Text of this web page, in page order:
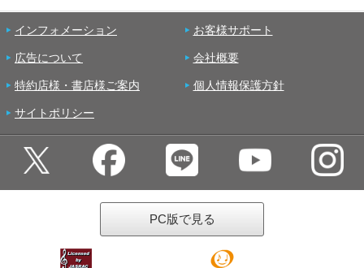
インフォメーション お客様サポート
広告について 会社概要
特約店様・書店様ご案内 個人情報保護方針
サイトポリシー
PC版で見る